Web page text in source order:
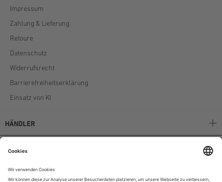
Impressum
Zahlung & Lieferung
Retoure
Datenschutz
Widerrufsrecht
Barrierefreiheitserklärung
Einsatz von KI
HÄNDLER
AGB